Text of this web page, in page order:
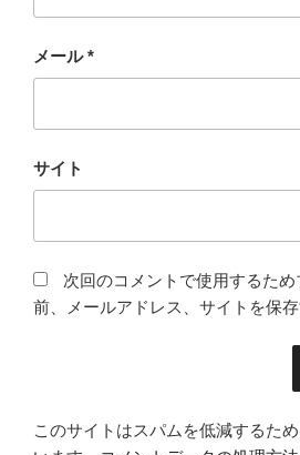
メール*
サイト
次回のコメントで使用するた
前、メールアドレス、サイトを保存
このサイトはスパムを低減するた